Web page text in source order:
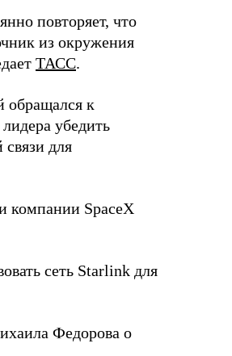
повторяет, что
из окружения
ТАСС.
обращался к
убедить
для
компании SpaceX
сеть Starlink для
Федорова о